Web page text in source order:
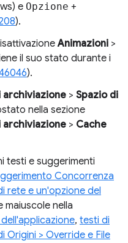
e Opzione +
).
Animazioni >
il suo stato durante i
).
archiviazione > Spazio di
nella sezione
archiviazione > Cache
testi e suggerimenti
Concorrenza
rete e un'opzione del
maiuscole nella
, testi di
Origini > Override e File